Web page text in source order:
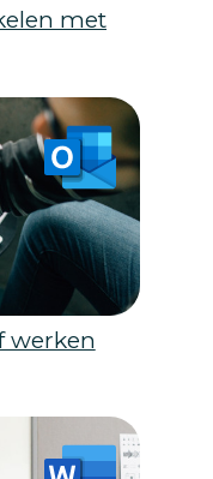
met
werken